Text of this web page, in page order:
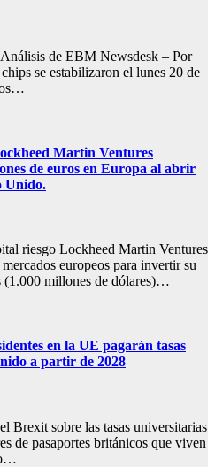
de EBM Newsdesk – Por
se estabilizaron el lunes 20 de
Martin Ventures
de euros en Europa al abrir
Unido.
riesgo Lockheed Martin Ventures
europeos para invertir su
(1.000 millones de dólares)…
en la UE pagarán tasas
a partir de 2028
Brexit sobre las tasas universitarias
de pasaportes británicos que viven